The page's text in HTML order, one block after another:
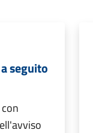
seguito